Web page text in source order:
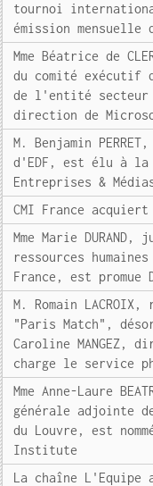
tournoi
émission mensuelle
Mme Béatrice de
du comité exécutif
de l'entité secteur
direction de
M. Benjamin
d'EDF, est élu à la
Entreprises &
CMI France
Mme Marie
ressources
France, est promue
M. Romain
"Paris Match",
Caroline MANGEZ,
charge le service
Mme Anne-Laure
générale adjointe
du Louvre, est
Institute
La chaîne L'Equipe